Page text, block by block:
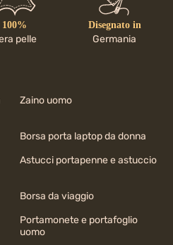
100%
pelle
Disegnato in
Germania
Zaino uomo
Borsa porta laptop da donna
Astucci portapenne e astuccio
Borsa da viaggio
Portamonete e portafoglio
uomo